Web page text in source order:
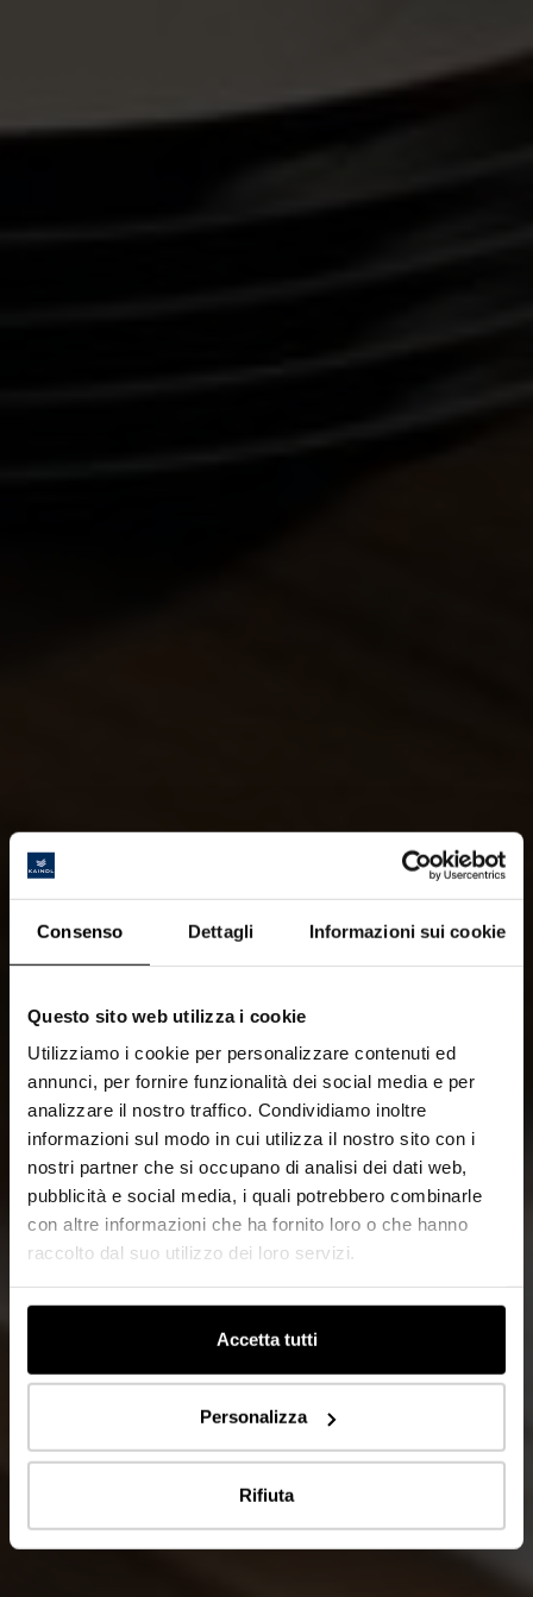
Consenso Dettagli Informazioni sui cookie
Questo sito web utilizza i cookie
Utilizziamo i cookie per personalizzare contenuti ed
annunci, per fornire funzionalità dei social media e per
analizzare il nostro traffico. Condividiamo inoltre
informazioni sul modo in cui utilizza il nostro sito con i
nostri partner che si occupano di analisi dei dati web,
pubblicità e social media, i quali potrebbero combinarle
con altre informazioni che ha fornito loro o che hanno
raccolto dal suo utilizzo dei loro servizi.
Accetta tutti
Personalizza
Rifiuta